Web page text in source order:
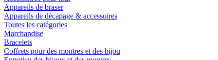
Appareils de braser
Appareils de décapage & accessoires
Toutes les catégories
Marchandise
Bracelets
Coffrets pour des montres et des bijou